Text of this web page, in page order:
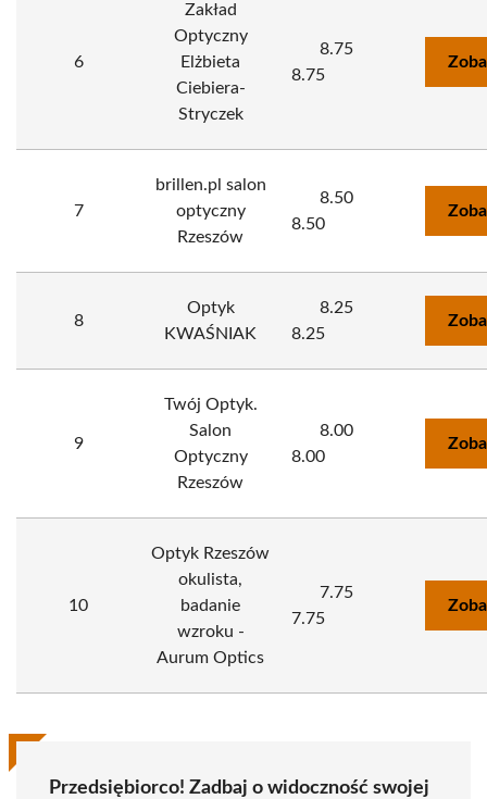
6
Zakład
Optyczny
Elżbieta
Ciebiera-
Stryczek
8.75
8.75
7
brillen.pl salon
optyczny
Rzeszów
8.50
8.50
8
Optyk
KWAŚNIAK
8.25
8.25
9
Twój Optyk.
Salon
Optyczny
Rzeszów
8.00
8.00
10
Optyk Rzeszów
okulista,
badanie
wzroku -
Aurum Optics
7.75
7.75
Przedsiębiorco! Zadbaj o widoczność swojej